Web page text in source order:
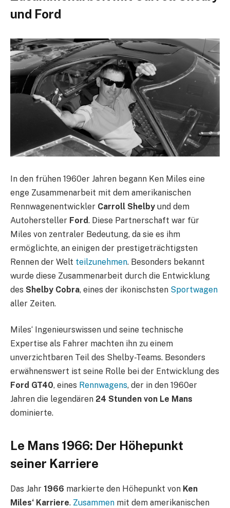
und Ford
In den frühen 1960er Jahren begann Ken Miles eine
enge Zusammenarbeit mit dem amerikanischen
Rennwagenentwickler Carroll Shelby und dem
Autohersteller Ford. Diese Partnerschaft war für
Miles von zentraler Bedeutung, da sie es ihm
ermöglichte, an einigen der prestigeträchtigsten
Rennen der Welt teilzunehmen. Besonders bekannt
wurde diese Zusammenarbeit durch die Entwicklung
des Shelby Cobra, eines der ikonischsten Sportwagen
aller Zeiten.
Miles‘ Ingenieurswissen und seine technische
Expertise als Fahrer machten ihn zu einem
unverzichtbaren Teil des Shelby-Teams. Besonders
erwähnenswert ist seine Rolle bei der Entwicklung des
Ford GT40, eines Rennwagens, der in den 1960er
Jahren die legendären 24 Stunden von Le Mans
dominierte.
Le Mans 1966: Der Höhepunkt
seiner Karriere
Das Jahr 1966 markierte den Höhepunkt von Ken
Miles‘ Karriere. Zusammen mit dem amerikanischen